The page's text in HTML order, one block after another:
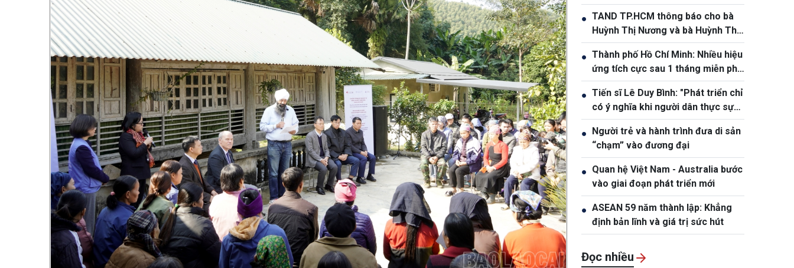
Thành phố Hồ Chí Minh
● TAND TP.HCM thông báo cho bà
Huỳnh Thị Nương và bà Huỳnh Thị
Lý
● Thành phố Hồ Chí Minh: Nhiều hiệu
ứng tích cực sau 1 tháng miễn phí
xe buýt
● Tiến sĩ Lê Duy Bình: "Phát triển chỉ
có ý nghĩa khi người dân thực sự
được thụ hưởng"
● Người trẻ và hành trình đưa di sản
“chạm” vào đương đại
● Quan hệ Việt Nam - Australia bước
vào giai đoạn phát triển mới
● ASEAN 59 năm thành lập: Khẳng
định bản lĩnh và giá trị sức hút
Đọc nhiều